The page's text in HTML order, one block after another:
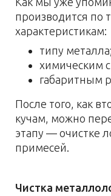
производится по
характеристикам:
типу металла;
химическим
габаритным
После того, как
кучам, можно
этапу — очистке
примесей.
Чистка